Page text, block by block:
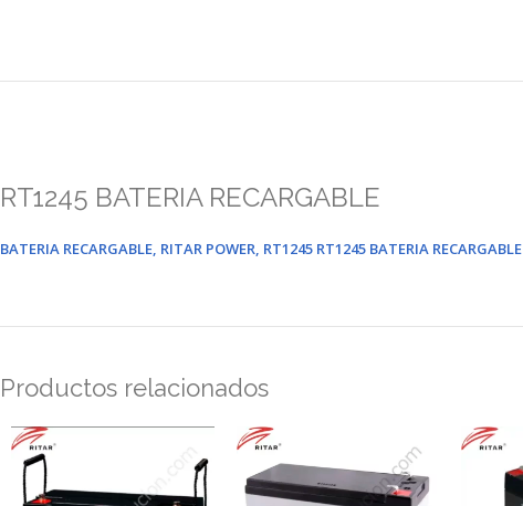
RT1245 BATERIA RECARGABLE
BATERIA RECARGABLE, RITAR POWER, RT1245 RT1245 BATERIA RECARGABLE
Productos relacionados